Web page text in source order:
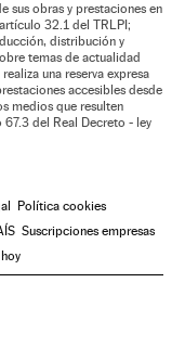
sus obras y prestaciones en
32.1 del TRLPI;
distribución y
temas de actualidad
una reserva expresa
accesibles desde
medios que resulten
del Real Decreto - ley
Política cookies
Suscripciones empresas